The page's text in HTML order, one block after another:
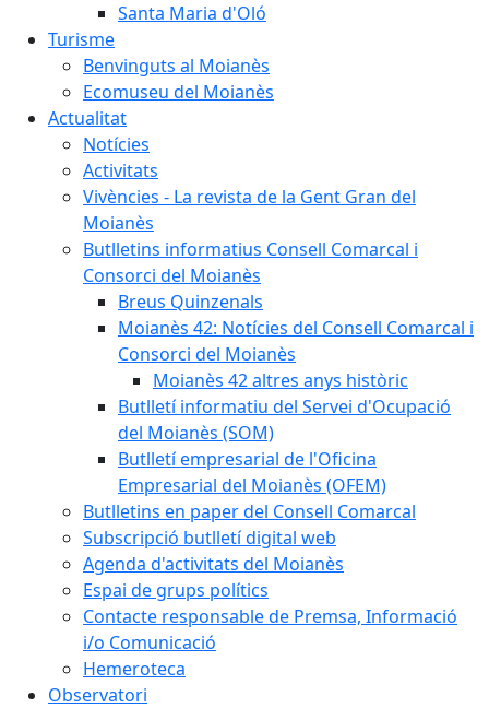
Santa Maria d'Oló
Turisme
Benvinguts al Moianès
Ecomuseu del Moianès
Actualitat
Notícies
Activitats
Vivències - La revista de la Gent Gran del
Moianès
Butlletins informatius Consell Comarcal i
Consorci del Moianès
Breus Quinzenals
Moianès 42: Notícies del Consell Comarcal i
Consorci del Moianès
Moianès 42 altres anys històric
Butlletí informatiu del Servei d'Ocupació
del Moianès (SOM)
Butlletí empresarial de l'Oficina
Empresarial del Moianès (OFEM)
Butlletins en paper del Consell Comarcal
Subscripció butlletí digital web
Agenda d'activitats del Moianès
Espai de grups polítics
Contacte responsable de Premsa, Informació
i/o Comunicació
Hemeroteca
Observatori